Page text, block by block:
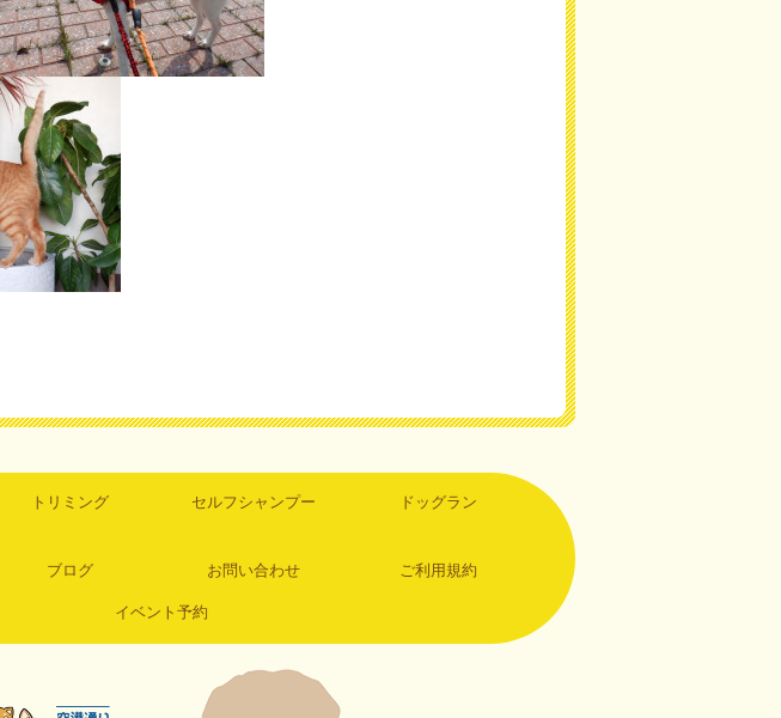
トリミング セルフシャンプー ドッグラン
ブログ お問い合わせ ご利用規約
イベント予約